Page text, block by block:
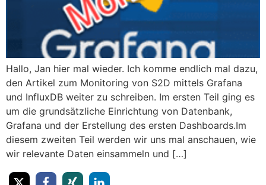
Hallo, Jan hier mal wieder. Ich komme endlich mal dazu,
den Artikel zum Monitoring von S2D mittels Grafana
und InfluxDB weiter zu schreiben. Im ersten Teil ging es
um die grundsätzliche Einrichtung von Datenbank,
Grafana und der Erstellung des ersten Dashboards.Im
diesem zweiten Teil werden wir uns mal anschauen, wie
wir relevante Daten einsammeln und […]